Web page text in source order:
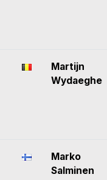
Martijn
Wydaeghe
Marko
Salminen